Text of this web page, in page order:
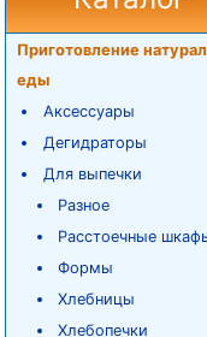
Приготовление
еды
Аксессуары
Дегидраторы
Для выпечки
Разное
Расстоечные
Формы
Хлебницы
Хлебопечки